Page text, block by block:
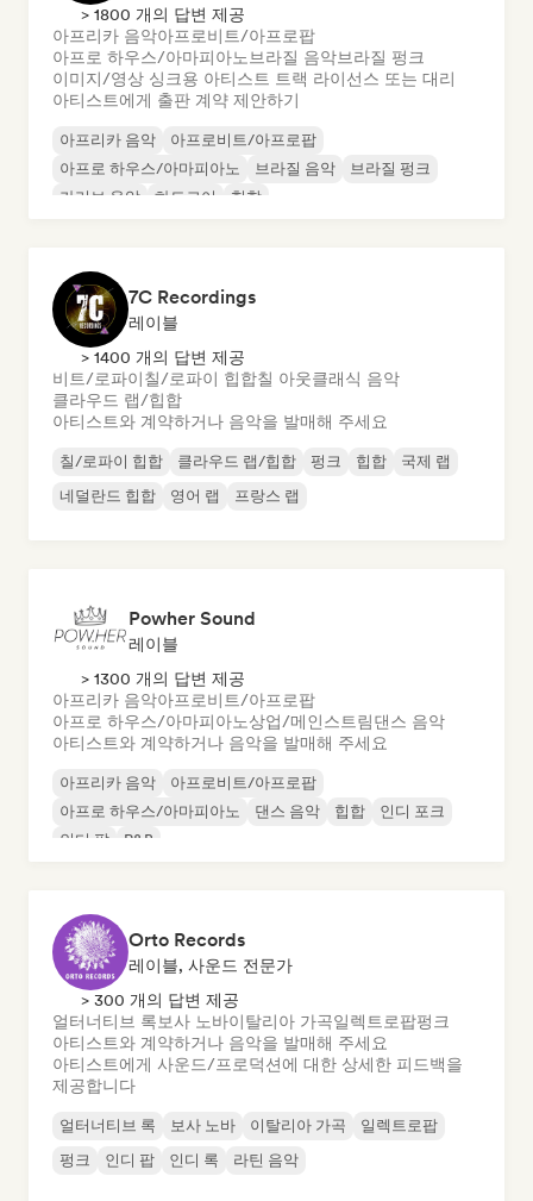
> 1800 개의 답변 제공
아프리카 음악아프로비트/아프로팝
아프로 하우스/아마피아노 브라질 음악브라질 펑크
이미지/영상 싱크용 아티스트 트랙 라이선스 또는 대리
아티스트에게 출판 계약 제안하기
아프리카 음악
아프로비트/아프로팝
아프로 하우스/아마피아노
브라질 음악
브라질 펑크
카리브 음악
하드코어 힙합
7C Recordings
레이블
> 1400 개의 답변 제공
비트/로파이칠/로파이 힙합칠 아웃클래식 음악
클라우드 랩/힙합
아티스트와 계약하거나 음악을 발매해 주세요
칠/로파이 힙합 클라우드 랩/힙합 펑크 힙합
국제 랩
네덜란드 힙합
영어 랩 프랑스 랩
Powher Sound
레이블
> 1300 개의 답변 제공
아프리카 음악아프로비트/아프로팝
아프로 하우스/아마피아노상업/메인스트림댄스 음악
아티스트와 계약하거나 음악을 발매해 주세요
아프리카 음악
아프로비트/아프로팝
아프로 하우스/아마피아노
댄스 음악 힙합
인디 포크
인디 팝
R&B
Orto Records
레이블, 사운드 전문가
> 300 개의 답변 제공
얼터너티브 록보사 노바이탈리아 가곡일렉트로팝펑크
아티스트와 계약하거나 음악을 발매해 주세요
아티스트에게 사운드/프로덕션에 대한 상세한 피드백을
제공합니다
얼터너티브 록 보사 노바 이탈리아 가곡
일렉트로팝
펑크
인디 팝 인디 록 라틴 음악